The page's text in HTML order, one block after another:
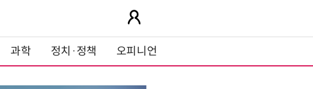
과학 정치·정책 오피니언